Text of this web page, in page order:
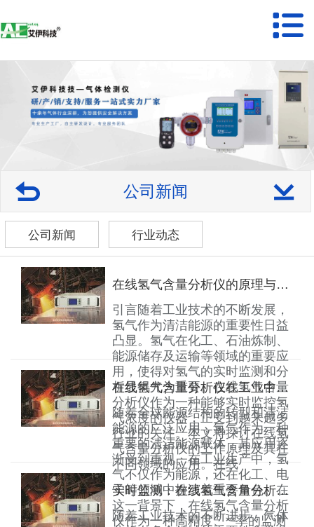
公司新闻
公司新闻 行业动态
在线氢气含量分析仪的原理与应用探索
引言随着工业技术的不断发展，
氢气作为清洁能源的重要性日益
凸显。氢气在化工、石油炼制、
能源储存及运输等领域的重要应
用，使得对氢气的实时监测和分
析显得尤为重要。在线氢气含量
分析仪作为一种能够实时监控氢
气浓度的仪器，正受到越来越多
行业的关注。本文将探讨在线氢
气含量分析仪的工作原理及其在
不同领域的应用。在线
在线氢气含量分析仪在工业中的重要性
随着全球能源结构的转型和清洁
能源的广泛应用，氢气作为一种
重要的清洁能源载体，其应用逐
渐受到重视。在工业生产中，氢
气不仅作为能源，还在化工、电
子等领域中扮演着重要角色。在
这一背景下，在线氢气含量分析
仪作为一种高精度、**率的监测
实时监测：在线氢气含量分析仪的优势与挑战
随着工业技术的不断进步，气体